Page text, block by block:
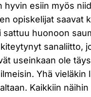
hyvin esiin myös
opiskelijat saavat
sattuu huonoon
sanaliitto,
useinkaan ole
Yhä vieläkin
Kaikkiin